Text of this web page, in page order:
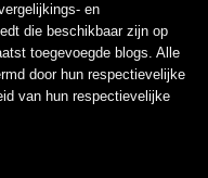
en
die beschikbaar zijn op
toegevoegde blogs. Alle
door hun respectievelijke
van hun respectievelijke